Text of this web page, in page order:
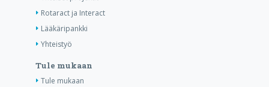
Rotaract ja Interact
Lääkäripankki
Yhteistyö
Tule mukaan
Tule mukaan